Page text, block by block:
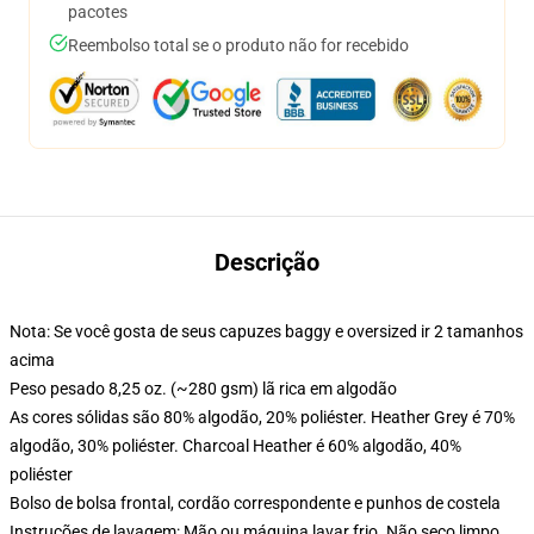
pacotes
Reembolso total se o produto não for recebido
Descrição
Nota: Se você gosta de seus capuzes baggy e oversized ir 2 tamanhos
acima
Peso pesado 8,25 oz. (~280 gsm) lã rica em algodão
As cores sólidas são 80% algodão, 20% poliéster. Heather Grey é 70%
algodão, 30% poliéster. Charcoal Heather é 60% algodão, 40%
poliéster
Bolso de bolsa frontal, cordão correspondente e punhos de costela